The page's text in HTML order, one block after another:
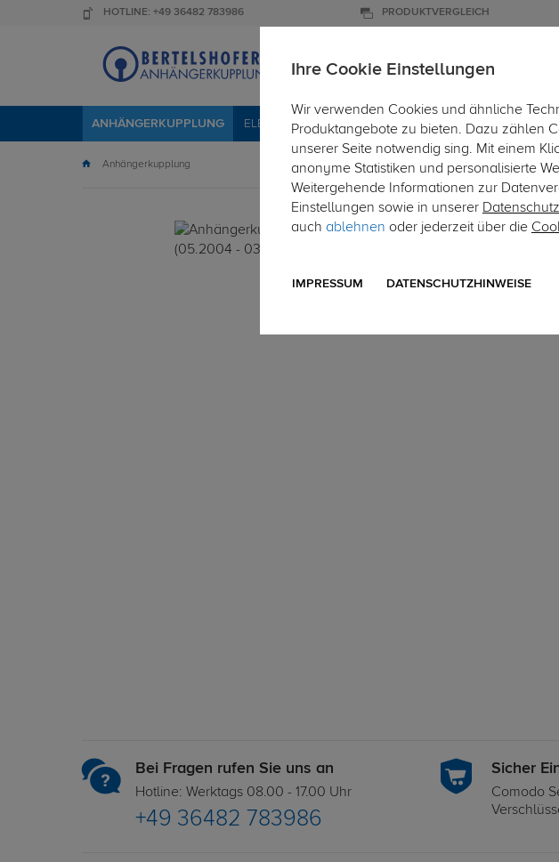
HOTLINE: +49 36482 783986 PRODUKTVERGLEICH
ANHÄNGERKUPPLUNG ELEKTROSÄTZE DACHTRÄGER DACHBOXEN
Anhängerkupplung
Bei Fragen rufen Sie uns an
Hotline: Werktags 08.00 - 17.00 Uhr
+49 36482 783986
Sicher
Comodo
Ihre Cookie Einstellungen
Wir verwenden Cookies und ähnliche
Produktangebote zu bieten. Dazu zählen
unserer Seite notwendig sing. Mit einem
anonyme Statistiken und personalisierte
Weitergehende Informationen zur
Einstellungen sowie in unserer
auch ablehnen oder jederzeit über die
IMPRESSUM DATENSCHUTZHINWEISE